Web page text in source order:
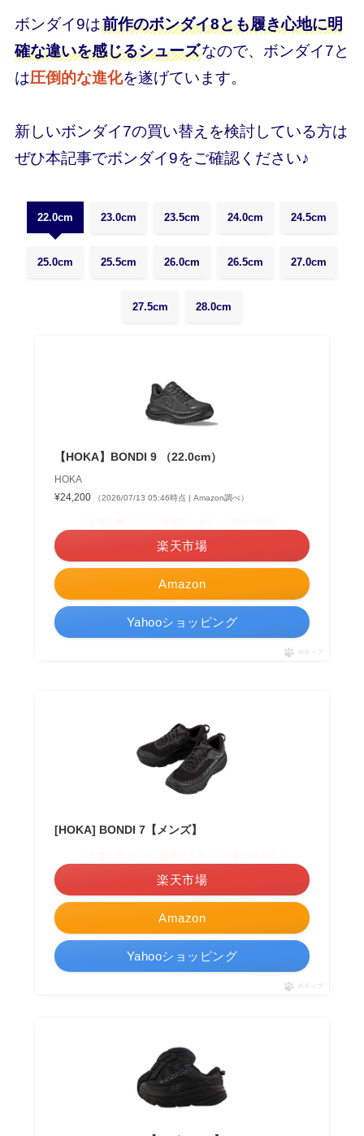
ボンダイ9は前作のボンダイ8とも履き心地に明
確な違いを感じるシューズなので、ボンダイ7と
は圧倒的な進化を遂げています。
新しいボンダイ7の買い替えを検討している方は
ぜひ本記事でボンダイ9をご確認ください♪
22.0cm 23.0cm 23.5cm 24.0cm 24.5cm
25.0cm 25.5cm 26.0cm 26.5cm 27.0cm
27.5cm 28.0cm
【HOKA】BONDI 9 （22.0cm）
HOKA
¥24,200
（2026/07/13 05:46時点 | Amazon調べ）
Amazon
楽天市場
Yahooショッピング
ポチップ
[HOKA] BONDI 7【メンズ】
Amazon
楽天市場
Yahooショッピング
ポチップ